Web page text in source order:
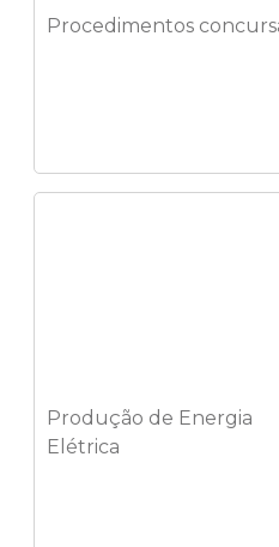
Procedimentos
Produção de Energia
Elétrica